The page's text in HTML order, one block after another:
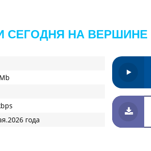
СЕГОДНЯ НА ВЕРШИНЕ
года